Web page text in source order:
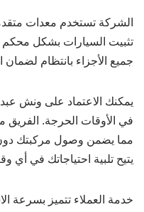
الشركة تستخدم معدات
تثبيت السيارات بشكل محكم
جميع الأجزاء بانتظام لضمان
يمكنك الاعتماد على ونش عبد
في الأوقات الحرجة. الفريق
مما يضمن وصول مركبتك دون
يتيح تلبية احتياجاتك في أي
خدمة العملاء تتميز بسرعة